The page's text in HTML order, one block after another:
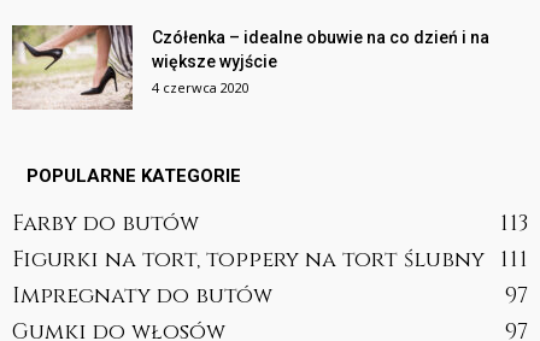
Czółenka – idealne obuwie na co dzień i na
większe wyjście
4 czerwca 2020
POPULARNE KATEGORIE
Farby do butów
113
Figurki na tort, toppery na tort ślubny 111
Impregnaty do butów
97
Gumki do włosów
97